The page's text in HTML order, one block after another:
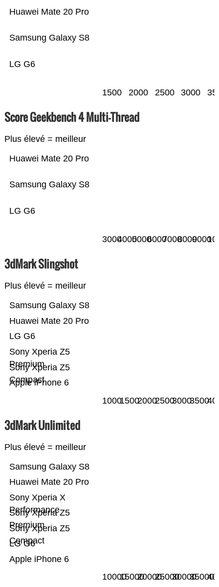
LG G6
Samsung Galaxy S8
Huawei Mate 20 Pro
1500 2000 2500 3000
Score Geekbench 4 Multi-Thread
Plus élevé = meilleur
LG G6
Samsung Galaxy S8
Huawei Mate 20 Pro
3000400050006000700080009000
3dMark Slingshot
Plus élevé = meilleur
Apple iPhone 6
Sony Xperia Z5
Compact
Sony Xperia Z5
Premium
LG G6
Huawei Mate 20 Pro
Samsung Galaxy S8
100015002000250030003500
3dMark Unlimited
Plus élevé = meilleur
Apple iPhone 6
LG G6
Sony Xperia Z5
Compact
Sony Xperia Z5
Premium
Sony Xperia X
Performance
Huawei Mate 20 Pro
Samsung Galaxy S8
100001500020000250003000035000